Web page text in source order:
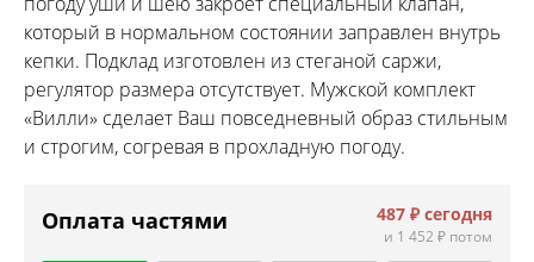
который в нормальном состоянии заправлен внутрь
кепки. Подклад изготовлен из стеганой саржи,
регулятор размера отсутствует. Мужской комплект
«Вилли» сделает Ваш повседневный образ стильным
и строгим, согревая в прохладную погоду.
Оплата частями 487 ₽ сегодня
и 1 452 ₽ потом